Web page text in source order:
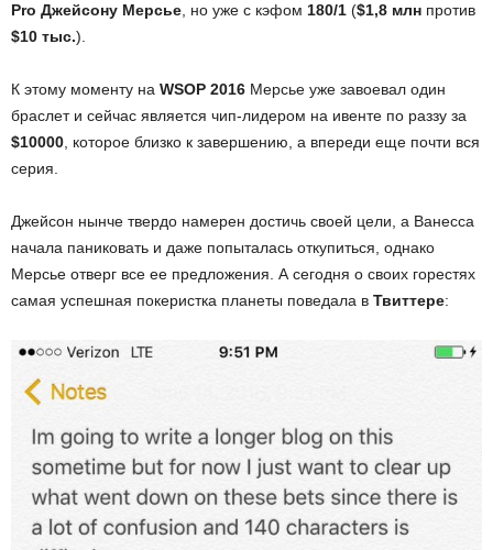
Pro Джейсону Мерсье , но уже с кэфом 180/1 ($1,8 млн против
$10 тыс.).
К этому моменту на WSOP 2016 Мерсье уже завоевал один
браслет и сейчас является чип-лидером на ивенте по раззу за
$10000 , которое близко к завершению, а впереди еще почти вся
серия.
Джейсон нынче твердо намерен достичь своей цели, а Ванесса
начала паниковать и даже попыталась откупиться, однако
Мерсье отверг все ее предложения. А сегодня о своих горестях
самая успешная покеристка планеты поведала в Твиттере: